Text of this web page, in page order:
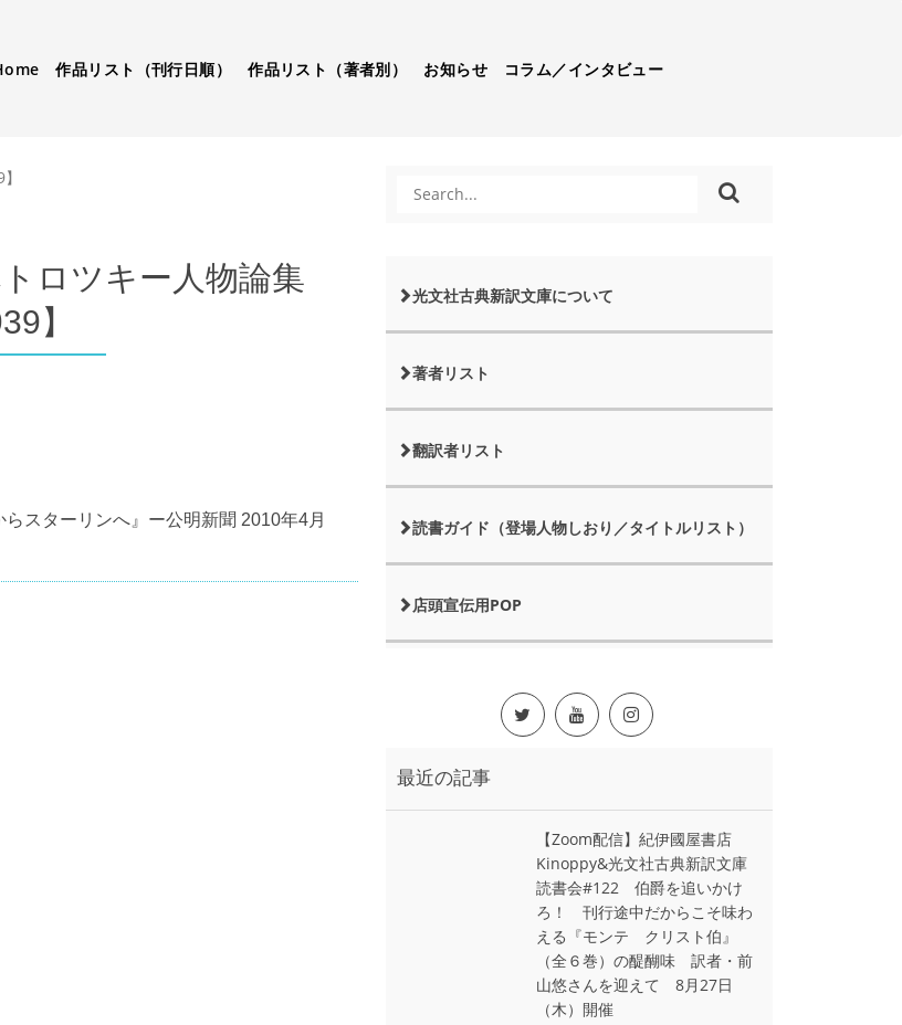
作品リスト（刊行日順） 作品リスト（著者別） お知らせ コラム／インタビュー
ロツキー人物論集
】
らスターリンへ』ー公明新聞 2010年4月
光文社古典新訳文庫について
著者リスト
翻訳者リスト
読書ガイド（登場人物しおり／タイトルリスト）
店頭宣伝用POP
最近の記事
【Zoom配信】紀伊國屋書店
Kinoppy&光文社古典新訳文庫
読書会#122 伯爵を追いかけ
ろ！ 刊行途中だからこそ味わ
える『モンテ゠クリスト伯』
（全６巻）の醍醐味 訳者・前
山悠さんを迎えて 8月27日
（木）開催